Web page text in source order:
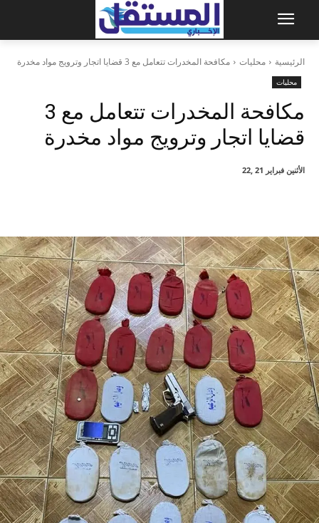
الرئيسية محليات مكافحة المخدرات تتعامل مع 3 قضايا اتجار وترويج مواد مخدرة
محليات
مكافحة المخدرات تتعامل مع 3
قضايا اتجار وترويج مواد مخدرة
الأثنين فبراير 21 ,22